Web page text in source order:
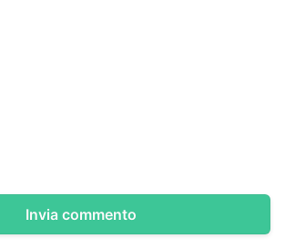
Invia commento